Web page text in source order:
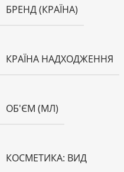
БРЕНД (КРАЇНА)
КРАЇНА НАДХОДЖЕННЯ
ОБ'ЄМ (МЛ)
КОСМЕТИКА: ВИД